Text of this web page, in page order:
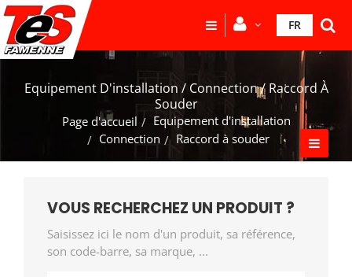
FR
Equipement D'installation / Connection / Raccord À
Souder
Page d'accueil
Equipement d'installation
Connection
Raccord à souder
VOUS RECHERCHEZ UN PRODUIT ?
Saisissez ici le nom d'un produit, sa référence,
son code-barre, sa marque, ...